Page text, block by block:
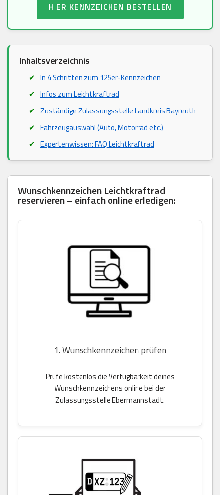
HIER KENNZEICHEN BESTELLEN
Inhaltsverzeichnis
In 4 Schritten zum 125er-Kennzeichen
Infos zum Leichtkraftrad
Zuständige Zulassungsstelle Landkreis Bayreuth
Fahrzeugauswahl (Auto, Motorrad etc.)
Expertenwissen: FAQ Leichtkraftrad
Wunschkennzeichen Leichtkraftrad
reservieren – einfach online erledigen:
1. Wunschkennzeichen prüfen
Prüfe kostenlos die Verfügbarkeit deines
Wunschkennzeichens online bei der
Zulassungsstelle Ebermannstadt.